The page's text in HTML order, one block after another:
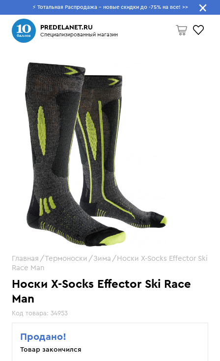
⚡ Тотальная Распродажа - новые скидки до -75% на все! >>
PREDELANET.RU
Специализированный магазин
Пусто
Что будем искать?
Носки X-Socks Effector Ski Race
Man
Код товара: 34953
Главная Термоноски Зима
Носки X-Socks Effector Ski
Race Man
Продано!
Товар закончился